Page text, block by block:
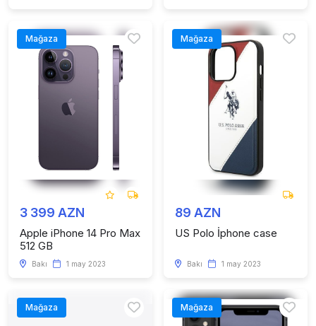
Mağaza
3 399 AZN
Apple iPhone 14 Pro Max
512 GB
Bakı 1 may 2023
Mağaza
89 AZN
US Polo İphone case
Bakı 1 may 2023
Mağaza Mağaza